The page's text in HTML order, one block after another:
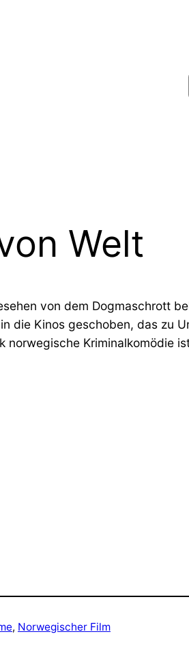
Welt
von dem Dogmaschrott
die Kinos geschoben, das zu
norwegische Kriminalkomödie
, Norwegischer Film